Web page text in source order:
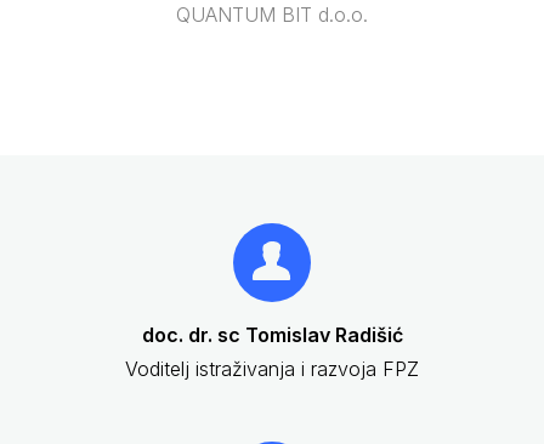
QUANTUM BIT d.o.o.
doc. dr. sc Tomislav Radišić
Voditelj istraživanja i razvoja FPZ